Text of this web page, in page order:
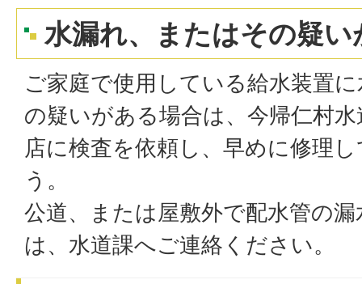
水漏れ、またはその疑
ご家庭で使用している給水装置
の疑いがある場合は、今帰仁村
店に検査を依頼し、早めに修理
う。
公道、または屋敷外で配水管の
は、水道課へご連絡ください。